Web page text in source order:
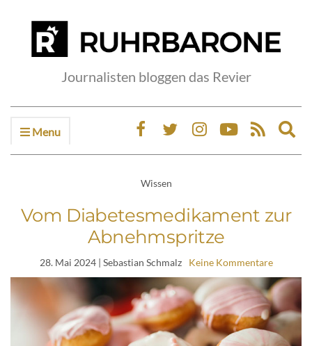
Journalisten bloggen das Revier
Menu
Wissen
Vom Diabetesmedikament zur
Abnehmspritze
28. Mai 2024| Sebastian Schmalz Keine Kommentare